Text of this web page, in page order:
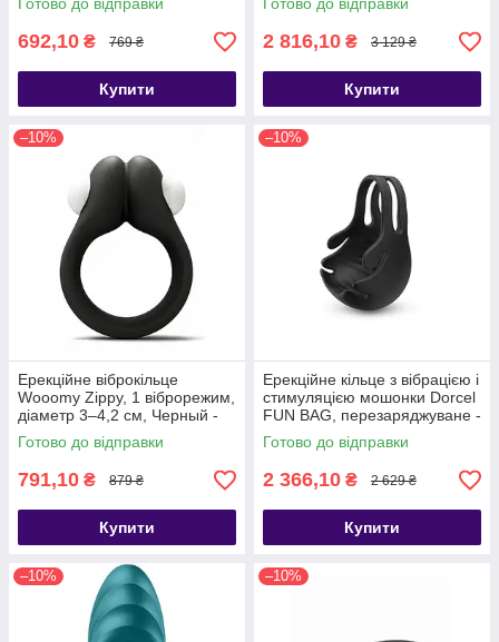
692,10 ₴ 769 ₴
Купити
2 816,10 ₴ 3 129 ₴
Купити
–10%
Ерекційне віброкільце
Wooomy Zippy, 1 віброрежим,
діаметр 3–4,2 см, Черный -
SO7438
Готово до відправки
791,10 ₴ 879 ₴
Купити
–10%
Ерекційне кільце з вібрацією і
стимуляцією мошонки Dorcel
FUN BAG, перезаряджуване -
SO4870
Готово до відправки
2 366,10 ₴ 2 629 ₴
Купити
–10% –10%